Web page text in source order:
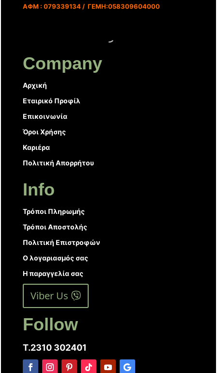
ΑΦΜ : 079339134 / ΓΕΜΗ:058309604000
Company
Αρχική
Εταιρικό Προφίλ
Επικοινωνία
Όροι Χρήσης
Καριέρα
Πολιτική Απορρήτου
Info
Τρόποι Πληρωμής
Τρόποι Αποστολής
Πολιτική Επιστροφών
Ο λογαριασμός σας
Η παραγγελία σας
Viber Us
Follow
T.2310 302401